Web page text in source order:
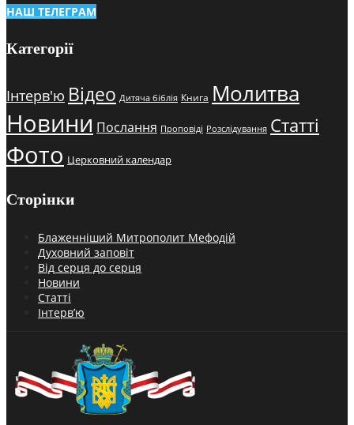
НАШ ТЕЛЕГРАМ
Категорії
Інтерв'ю Відео Дитяча біблія Книга Молитва
Новини Послання Проповіді Розслідування Статті
Фото Церковний календар
Сторінки
Блаженніший Митрополит Мефодій
Духовний заповіт
Від серця до серця
Новини
Статті
Інтерв’ю